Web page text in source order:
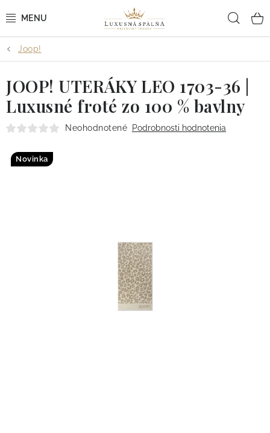
na
POSTEĽNÉ OBLIEČKY
POSTEĽNÉ PLACHTY
PREHOZY A PAPLÓNY
Kontakt
Podmienky ochrany osobných údajov
Joop!
JOOP! UTERÁKY LEO 1703-36 |
Luxusné froté zo 100 % bavlny
Neohodnotené Podrobnosti hodnotenia
Novinka